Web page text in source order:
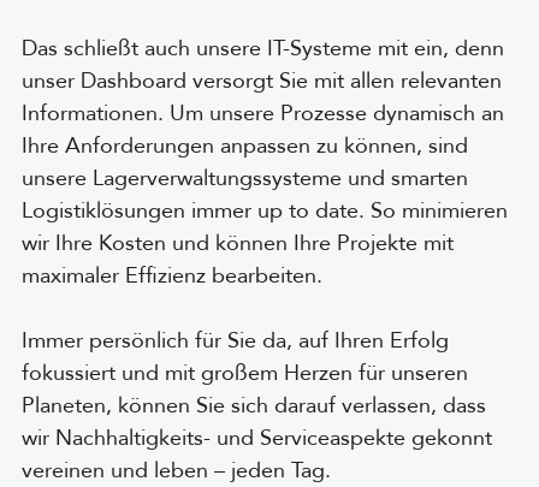
Das schließt auch unsere IT-Systeme mit ein, denn
unser Dashboard versorgt Sie mit allen relevanten
Informationen. Um unsere Prozesse dynamisch an
Ihre Anforderungen anpassen zu können, sind
unsere Lagerverwaltungssysteme und smarten
Logistiklösungen immer up to date. So minimieren
wir Ihre Kosten und können Ihre Projekte mit
maximaler Effizienz bearbeiten.
Immer persönlich für Sie da, auf Ihren Erfolg
fokussiert und mit großem Herzen für unseren
Planeten, können Sie sich darauf verlassen, dass
wir Nachhaltigkeits- und Serviceaspekte gekonnt
vereinen und leben – jeden Tag.